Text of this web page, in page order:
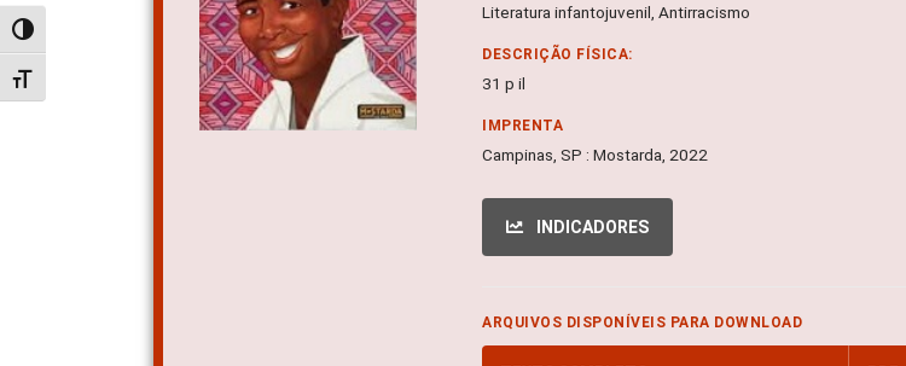
Alternar alto contraste
Alternar tamanho da fonte
Literatura infantojuvenil, Antirracismo
DESCRIÇÃO FÍSICA:
31 p il
IMPRENTA
Campinas, SP : Mostarda, 2022
INDICADORES
ARQUIVOS DISPONÍVEIS PARA DOWNLOAD